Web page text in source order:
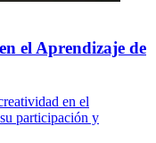
el Aprendizaje de
en el
participación y